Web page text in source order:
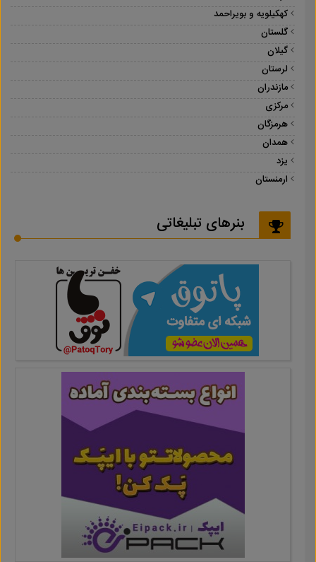
کهکیلویه و بویراحمد
گلستان
گیلان
لرستان
مازندران
مرکزی
هرمزگان
همدان
یزد
ارمنستان
بنرهای تبلیغاتی